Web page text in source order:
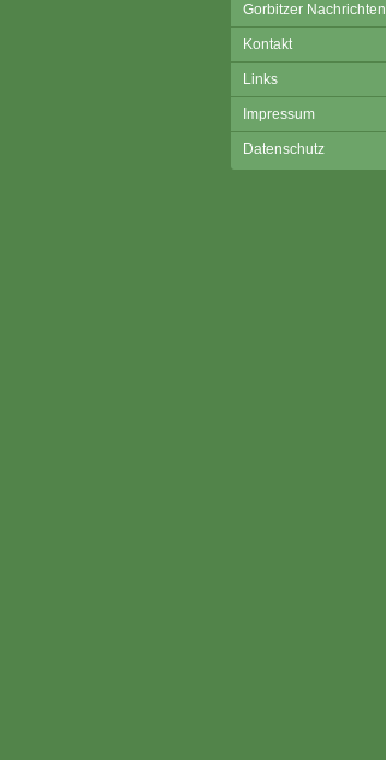
Gorbitzer Nachrichten
Kontakt
Links
Impressum
Datenschutz